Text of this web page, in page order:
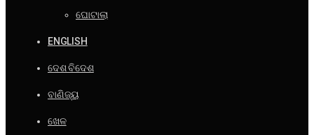
ଘୋଟାଲା
ENGLISH
ଦେଶ ବିଦେଶ
ବାଣିଜ୍ୟ
ଖେଳ